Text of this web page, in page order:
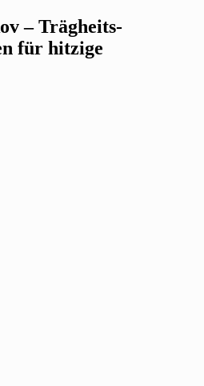
– Trägheits-
für hitzige